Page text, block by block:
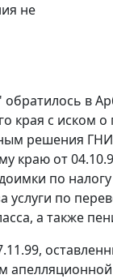
не
в
края с иском
решения
краю от
по
услуги по
а также